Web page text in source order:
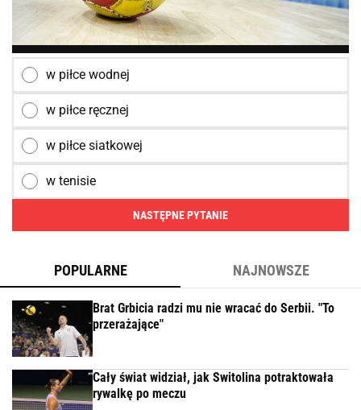
w piłce wodnej
w piłce ręcznej
w piłce siatkowej
w tenisie
NASTĘPNE PYTANIE
POPULARNE NAJNOWSZE
Brat Grbicia radzi mu nie wracać do Serbii. "To
przerażające"
Cały świat widział, jak Switolina potraktowała
rywalkę po meczu